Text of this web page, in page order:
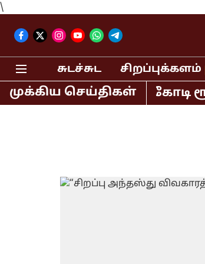
\
சுடச்சுட சிறப்புக்களம்
முக்கிய செய்திகள்
மட்டும் 400 கோடி